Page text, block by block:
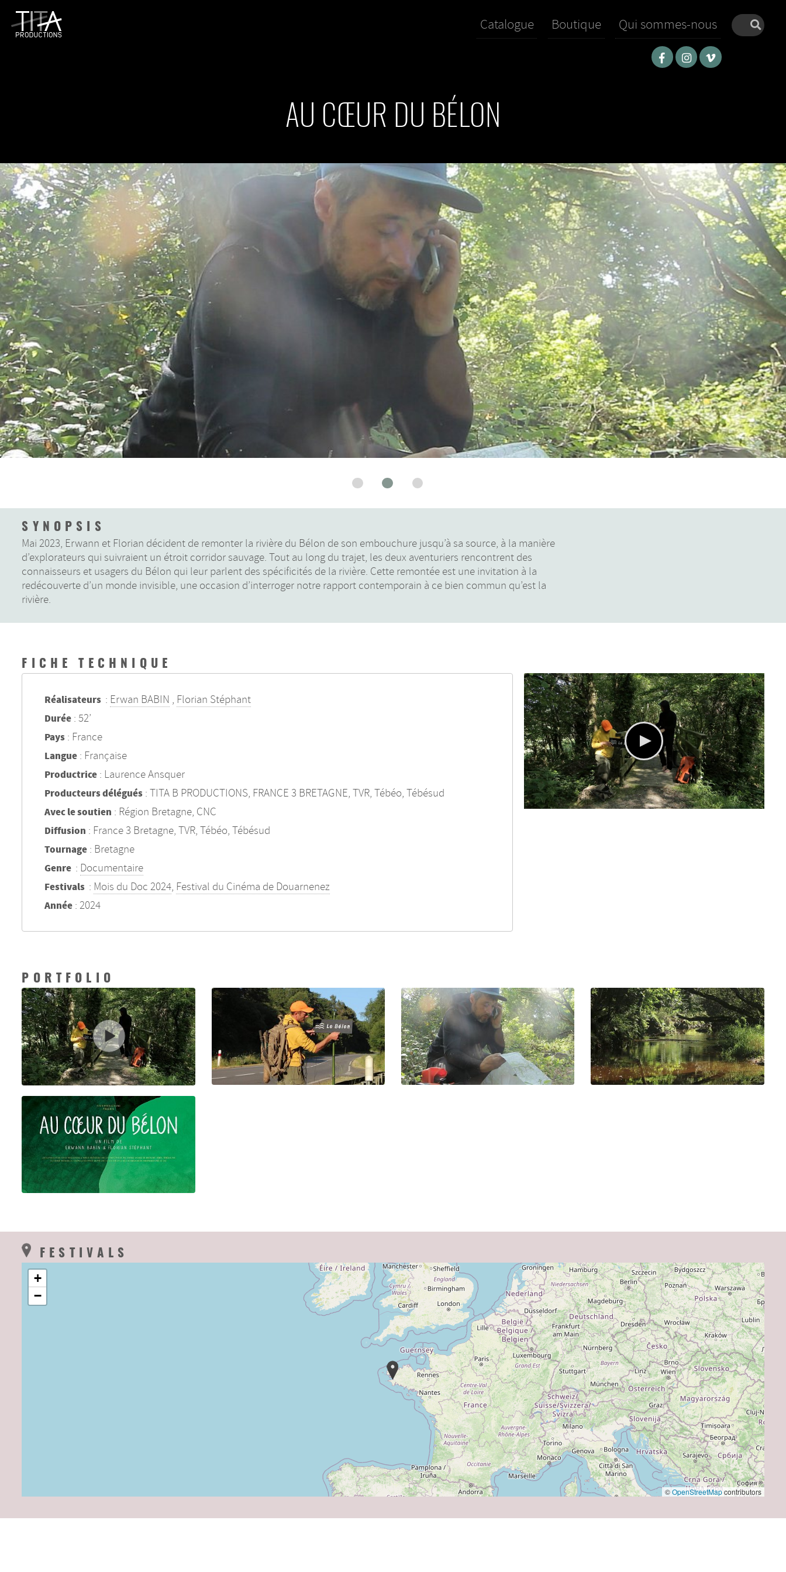
Catalogue Boutique Qui sommes-nous
AU CŒUR DU BÉLON
SYNOPSIS
Mai 2023, Erwann et Florian décident de remonter la rivière du Bélon de son embouchure jusqu’à sa source, à la manière
d’explorateurs qui suivraient un étroit corridor sauvage. Tout au long du trajet, les deux aventuriers rencontrent des
connaisseurs et usagers du Bélon qui leur parlent des spécificités de la rivière. Cette remontée est une invitation à la
redécouverte d’un monde invisible, une occasion d’interroger notre rapport contemporain à ce bien commun qu’est la
rivière.
FICHE TECHNIQUE
Réalisateurs : Erwan BABIN , Florian Stéphant
Durée: 52’
Pays: France
Langue: Française
Productrice: Laurence Ansquer
Producteurs délégués: TITA B PRODUCTIONS, FRANCE 3 BRETAGNE, TVR, Tébéo, Tébésud
Avec le soutien : Région Bretagne, CNC
Diffusion : France 3 Bretagne, TVR, Tébéo, Tébésud
Tournage: Bretagne
Genre : Documentaire
Festivals : Mois du Doc 2024, Festival du Cinéma de Douarnenez
Année: 2024
PORTFOLIO
FESTIVALS
+
−
©OpenStreetMapcontributors